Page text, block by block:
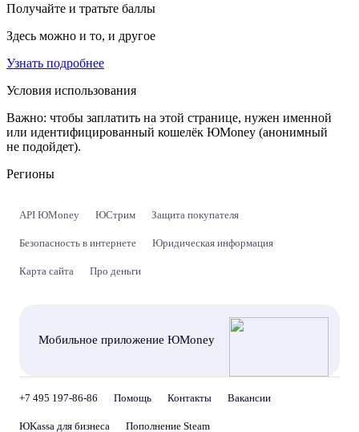
Получайте и тратьте баллы
Здесь можно и то, и другое
Узнать подробнее
Условия использования
Важно: чтобы заплатить на этой странице, нужен именной
или идентифицированный кошелёк ЮMoney (анонимный
не подойдет).
Регионы
API ЮMoney ЮСтрим Защита покупателя
Безопасность в интернете Юридическая информация
Карта сайта Про деньги
Мобильное приложение ЮMoney
+7 495 197-86-86 Помощь Контакты Вакансии
ЮKassa для бизнеса Пополнение Steam